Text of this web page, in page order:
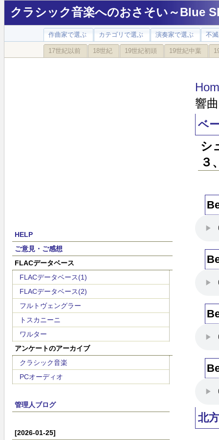
クラシック音楽へのおさそい～Blue
作曲家で選ぶ カテゴリで選ぶ 演奏家で選ぶ 不
17世紀以前 18世紀 19世紀初頭 19世紀中葉
HELP
ご意見・ご感想
FLACデータベース
FLACデータベース(1)
FLACデータベース(2)
フルトヴェングラー
トスカニーニ
ワルター
アンケートのアーカイブ
クラシック音楽
PCオーディオ
管理人ブログ
[2026-01-25]
響
ベ
シ
３
北